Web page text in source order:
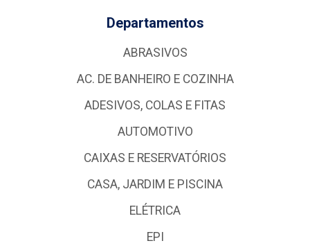
Departamentos
ABRASIVOS
AC. DE BANHEIRO E COZINHA
ADESIVOS, COLAS E FITAS
AUTOMOTIVO
CAIXAS E RESERVATÓRIOS
CASA, JARDIM E PISCINA
ELÉTRICA
EPI